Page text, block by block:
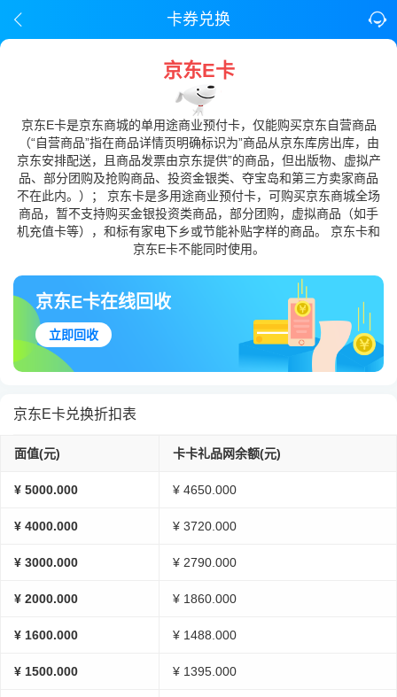
卡券兑换
京东E卡
京东E卡是京东商城的单用途商业预付卡，仅能购买京东自营商品
（“自营商品”指在商品详情页明确标识为”商品从京东库房出库，由
京东安排配送，且商品发票由京东提供”的商品，但出版物、虚拟产
品、部分团购及抢购商品、投资金银类、夺宝岛和第三方卖家商品
不在此内。）； 京东卡是多用途商业预付卡，可购买京东商城全场
商品，暂不支持购买金银投资类商品，部分团购，虚拟商品（如手
机充值卡等），和标有家电下乡或节能补贴字样的商品。 京东卡和
京东E卡不能同时使用。
京东E卡在线回收
立即回收
京东E卡兑换折扣表
面值(元) 卡卡礼品网余额(元)
¥ 5000.000 ¥ 4650.000
¥ 4000.000 ¥ 3720.000
¥ 3000.000 ¥ 2790.000
¥ 2000.000 ¥ 1860.000
¥ 1600.000 ¥ 1488.000
¥ 1500.000 ¥ 1395.000